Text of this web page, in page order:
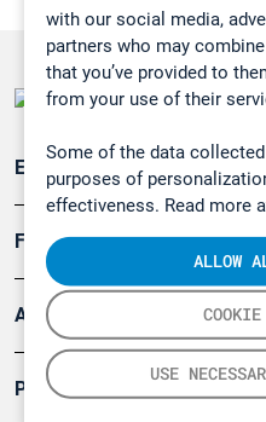
with our social media,
partners who may
that you’ve provided to
from your use of their
Some of the data
purposes of
effectiveness. Read more
USE
ALLOW
Emissionsüberwachung
Forschung, Umwelt
Arbeitsschutz und
Produkte